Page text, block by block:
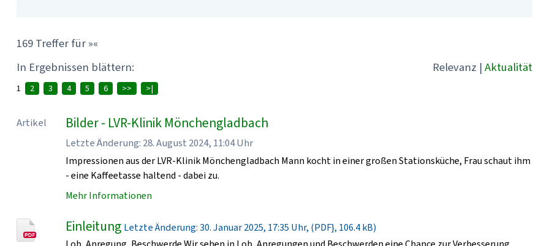
169 Treffer für »«
In Ergebnissen blättern:
Relevanz | Aktualität
1 2 3 4 5 6 >> >|
Artikel Bilder - LVR-Klinik Mönchengladbach
Letzte Änderung: 28. August 2024, 11:04 Uhr
Impressionen aus der LVR-Klinik Mönchengladbach Mann kocht in einer großen Stationsküche, Frau schaut ihm
- eine Kaffeetasse haltend - dabei zu.
Mehr Informationen
Einleitung Letzte Änderung: 30. Januar 2025, 17:35 Uhr, (PDF}, 106.4 kB)